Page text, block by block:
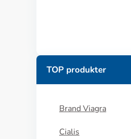
TOP produkter
Brand Viagra
Cialis